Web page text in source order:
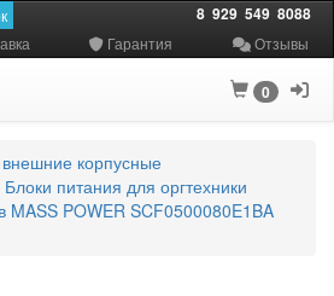
8 929 549 8088
Гарантия Отзывы
0
корпусные
Блоки питания для оргтехники
POWER SCF0500080E1BA